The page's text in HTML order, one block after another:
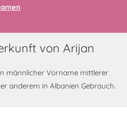
von Arijan
männlicher Vorname mittlerer
anderem in Albanien Gebrauch.